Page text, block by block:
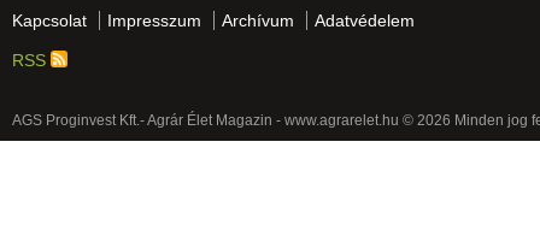
Kapcsolat Impresszum Archívum Adatvédelem
RSS
AGS Proginvest Kft.- Agrár Élet Magazin - www.agrarelet.hu © 2026 Minden jog